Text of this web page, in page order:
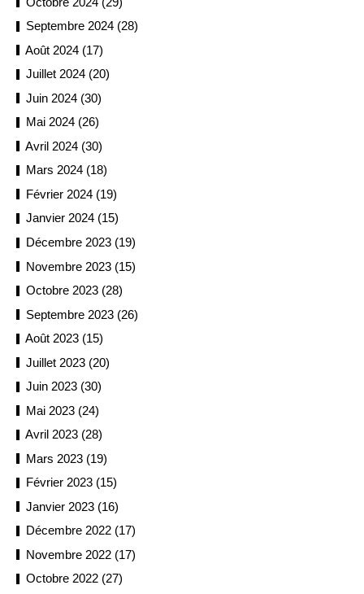
Septembre 2024 (28)
Août 2024 (17)
Juillet 2024 (20)
Juin 2024 (30)
Mai 2024 (26)
Avril 2024 (30)
Mars 2024 (18)
Février 2024 (19)
Janvier 2024 (15)
Décembre 2023 (19)
Novembre 2023 (15)
Octobre 2023 (28)
Septembre 2023 (26)
Août 2023 (15)
Juillet 2023 (20)
Juin 2023 (30)
Mai 2023 (24)
Avril 2023 (28)
Mars 2023 (19)
Février 2023 (15)
Janvier 2023 (16)
Décembre 2022 (17)
Novembre 2022 (17)
Octobre 2022 (27)